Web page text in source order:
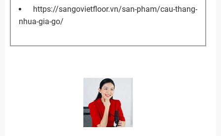
https://sangovietfloor.vn/san-pham/cau-thang-
nhua-gia-go/